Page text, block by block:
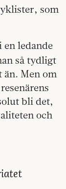
som
ledande
så tydligt
Men om
bli det,
och